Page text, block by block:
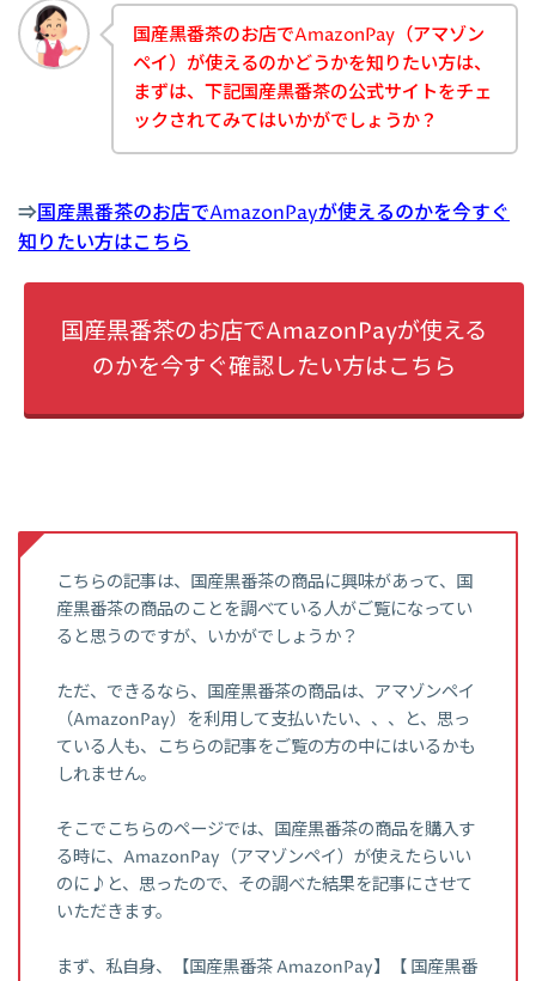
国産黒番茶のお店でAmazonPay（アマゾン
ペイ）が使えるのかどうかを知りたい方は、
まずは、下記国産黒番茶の公式サイトをチェ
ックされてみてはいかがでしょうか？
⇒国産黒番茶のお店でAmazonPayが使えるのかを今すぐ
知りたい方はこちら
国産黒番茶のお店でAmazonPayが使える
のかを今すぐ確認したい方はこちら
こちらの記事は、国産黒番茶の商品に興味があって、国
産黒番茶の商品のことを調べている人がご覧になってい
ると思うのですが、いかがでしょうか？
ただ、できるなら、国産黒番茶の商品は、アマゾンペイ
（AmazonPay）を利用して支払いたい、、、と、思っ
ている人も、こちらの記事をご覧の方の中にはいるかも
しれません。
そこでこちらのページでは、国産黒番茶の商品を購入す
る時に、AmazonPay（アマゾンペイ）が使えたらいい
のに♪と、思ったので、その調べた結果を記事にさせて
いただきます。
まず、私自身、【国産黒番茶 AmazonPay】【 国産黒番